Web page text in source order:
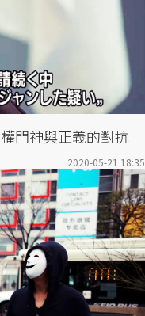
門神與正義的對抗
2020-05-21 18:35